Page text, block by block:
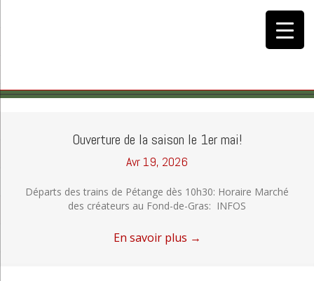
Ouverture de la saison le 1er mai!
Avr 19, 2026
Départs des trains de Pétange dès 10h30: Horaire Marché
des créateurs au Fond-de-Gras: INFOS
En savoir plus →